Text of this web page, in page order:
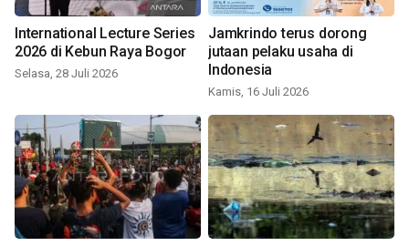
International Lecture Series
2026 di Kebun Raya Bogor
Selasa, 28 Juli 2026
Jamkrindo terus dorong
jutaan pelaku usaha di
Indonesia
Kamis, 16 Juli 2026